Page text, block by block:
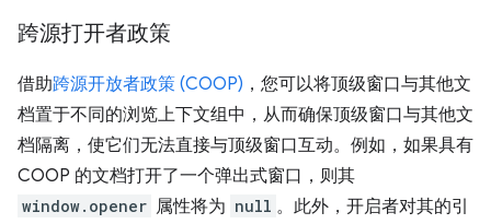
跨源打开者政策
借助跨源开放者政策 (COOP) ，您可以将顶级窗口与其他文
档置于不同的浏览上下文组中，从而确保顶级窗口与其他文
档隔离，使它们无法直接与顶级窗口互动。例如，如果具有
COOP 的文档打开了一个弹出式窗口，则其
window.opener 属性将为 null 。此外，开启者对其的引